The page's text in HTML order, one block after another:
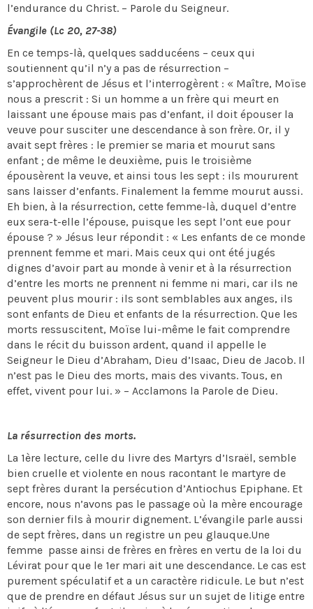
l’endurance du Christ. – Parole du Seigneur.
Évangile (Lc 20, 27-38)
En ce temps-là, quelques sadducéens – ceux qui
soutiennent qu’il n’y a pas de résurrection –
s’approchèrent de Jésus et l’interrogèrent : « Maître, Moïse
nous a prescrit : Si un homme a un frère qui meurt en
laissant une épouse mais pas d’enfant, il doit épouser la
veuve pour susciter une descendance à son frère. Or, il y
avait sept frères : le premier se maria et mourut sans
enfant ; de même le deuxième, puis le troisième
épousèrent la veuve, et ainsi tous les sept : ils moururent
sans laisser d’enfants. Finalement la femme mourut aussi.
Eh bien, à la résurrection, cette femme-là, duquel d’entre
eux sera-t-elle l’épouse, puisque les sept l’ont eue pour
épouse ? » Jésus leur répondit : « Les enfants de ce monde
prennent femme et mari. Mais ceux qui ont été jugés
dignes d’avoir part au monde à venir et à la résurrection
d’entre les morts ne prennent ni femme ni mari, car ils ne
peuvent plus mourir : ils sont semblables aux anges, ils
sont enfants de Dieu et enfants de la résurrection. Que les
morts ressuscitent, Moïse lui-même le fait comprendre
dans le récit du buisson ardent, quand il appelle le
Seigneur le Dieu d’Abraham, Dieu d’Isaac, Dieu de Jacob. Il
n’est pas le Dieu des morts, mais des vivants. Tous, en
effet, vivent pour lui. » – Acclamons la Parole de Dieu.
La résurrection des morts.
La 1ère lecture, celle du livre des Martyrs d’Israël, semble
bien cruelle et violente en nous racontant le martyre de
sept frères durant la persécution d’Antiochus Epiphane. Et
encore, nous n’avons pas le passage où la mère encourage
son dernier fils à mourir dignement. L’évangile parle aussi
de sept frères, dans un registre un peu glauque.Une
femme passe ainsi de frères en frères en vertu de la loi du
Lévirat pour que le 1er mari ait une descendance. Le cas est
purement spéculatif et a un caractère ridicule. Le but n’est
que de prendre en défaut Jésus sur un sujet de litige entre